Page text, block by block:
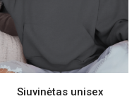
Siuvinėtas unisex